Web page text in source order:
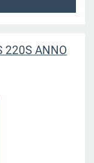
220S ANNO